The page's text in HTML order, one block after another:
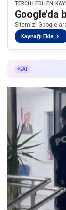
TERCIH EDILEN
Google'da
Sitemizi Google
Kaynağı Ekle
AI